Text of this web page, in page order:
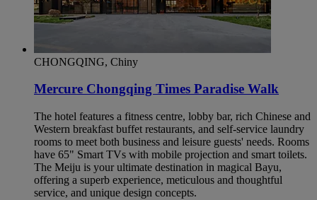
CHONGQING, Chiny
Mercure Chongqing Times Paradise Walk
The hotel features a fitness centre, lobby bar, rich Chinese and
Western breakfast buffet restaurants, and self-service laundry
rooms to meet both business and leisure guests' needs. Rooms
have 65" Smart TVs with mobile projection and smart toilets.
The Meiju is your ultimate destination in magical Bayu,
offering a superb experience, meticulous and thoughtful
service, and unique design concepts.